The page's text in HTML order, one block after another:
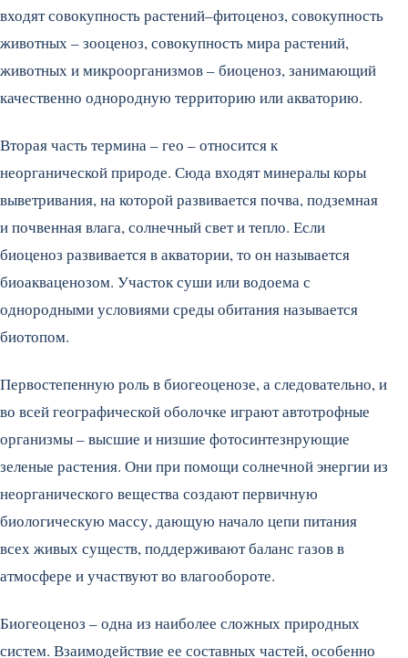
входят совокупность растений–фитоценоз, совокупность
животных – зооценоз, совокупность мира растений,
животных и микроорганизмов – биоценоз, занимающий
качественно однородную территорию или акваторию.
Вторая часть термина – гео – относится к
неорганической природе. Сюда входят минералы коры
выветривания, на которой развивается почва, подземная
и почвенная влага, солнечный свет и тепло. Если
биоценоз развивается в акватории, то он называется
биоакваценозом. Участок суши или водоема с
однородными условиями среды обитания называется
биотопом.
Первостепенную роль в биогеоценозе, а следовательно, и
во всей географической оболочке играют автотрофные
организмы – высшие и низшие фотосинтезнрующие
зеленые растения. Они при помощи солнечной энергии из
неорганического вещества создают первичную
биологическую массу, дающую начало цепи питания
всех живых существ, поддерживают баланс газов в
атмосфере и участвуют во влагообороте.
Биогеоценоз – одна из наиболее сложных природных
систем. Взаимодействие ее составных частей, особенно